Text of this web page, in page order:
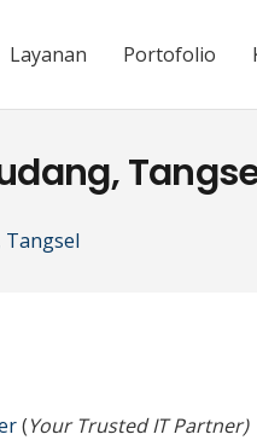
Layanan Portofolio
Tangsel
(Your Trusted IT Partner)